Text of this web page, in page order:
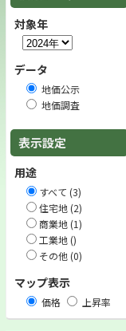
対象年
データ
地価公示
地価調査
表示設定
用途
すべて (3)
住宅地 (2)
商業地 (1)
工業地 ()
その他 (0)
マップ表示
価格 上昇率